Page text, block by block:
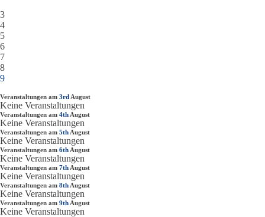
3
4
5
6
7
8
9
Veranstaltungen am 3rd August
Keine Veranstaltungen
Veranstaltungen am 4th August
Keine Veranstaltungen
Veranstaltungen am 5th August
Keine Veranstaltungen
Veranstaltungen am 6th August
Keine Veranstaltungen
Veranstaltungen am 7th August
Keine Veranstaltungen
Veranstaltungen am 8th August
Keine Veranstaltungen
Veranstaltungen am 9th August
Keine Veranstaltungen